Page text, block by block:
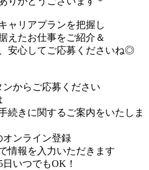
ャリアプランを把握し
えたお仕事をご紹介＆
安心してご応募くださいね◎
からご応募ください
きに関するご案内をいたしま
オンライン登録
報を入力いただきます
いつでもOK！